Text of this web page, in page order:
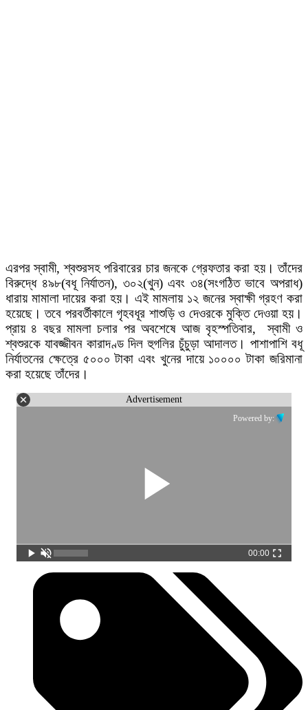
এরপর স্বামী, শ্বশুরসহ পরিবারের চার জনকে গ্রেফতার করা হয়। তাঁদের
বিরুদ্ধে ৪৯৮(বধূ নির্যাতন), ৩০২(খুন) এবং ৩৪(সংগঠিত ভাবে অপরাধ)
ধারায় মামালা দায়ের করা হয়। এই মামলায় ১২ জনের স্বাক্ষী গ্রহণ করা
হয়েছে। তবে পরবর্তীকালে গৃহবধূর শাশুড়ি ও দেওরকে মুক্তি দেওয়া হয়।
প্রায় ৪ বছর মামলা চলার পর অবশেষে আজ বৃহস্পতিবার, স্বামী ও
শ্বশুরকে যাবজ্জীবন কারাদণ্ড দিল হুগলির চুঁচুড়া আদালত। পাশাপাশি বধূ
নির্যাতনের ক্ষেত্রে ৫০০০ টাকা এবং খুনের দায়ে ১০০০০ টাকা জরিমানা
করা হয়েছে তাঁদের।
Advertisement
Powered by:
00:00